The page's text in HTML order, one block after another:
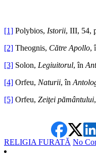
[1] Polybios, Istorii, III, 54,
[2] Theognis, Către Apollo,
[3] Solon, Legiuitorul, în
[4] Orfeu, Naturii, în
[5] Orfeu, Zeiţei pământului
RELIGIA FURATĂ No